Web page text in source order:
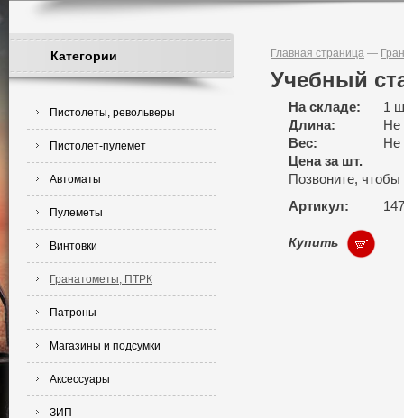
Категории
Пистолеты, револьверы
Пистолет-пулемет
Автоматы
Пулеметы
Винтовки
Гранатометы, ПТРК
Патроны
Магазины и подсумки
Аксессуары
ЗИП
Главная страница —
Учебный
На складе:
1
Длина:
Не
Вес:
Не
Цена за шт.
Позвоните, чтобы
Артикул:
Купить